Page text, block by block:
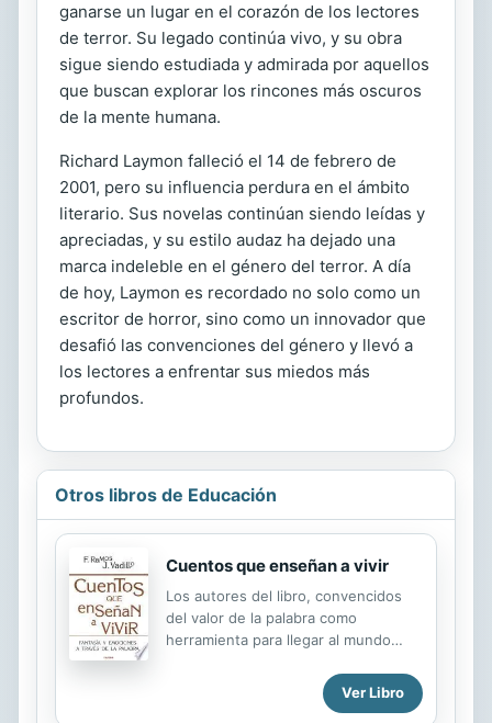
ganarse un lugar en el corazón de los lectores
de terror. Su legado continúa vivo, y su obra
sigue siendo estudiada y admirada por aquellos
que buscan explorar los rincones más oscuros
de la mente humana.
Richard Laymon falleció el 14 de febrero de
2001, pero su influencia perdura en el ámbito
literario. Sus novelas continúan siendo leídas y
apreciadas, y su estilo audaz ha dejado una
marca indeleble en el género del terror. A día
de hoy, Laymon es recordado no solo como un
escritor de horror, sino como un innovador que
desafió las convenciones del género y llevó a
los lectores a enfrentar sus miedos más
profundos.
Otros libros de Educación
Cuentos que enseñan a vivir
Los autores del libro, convencidos
del valor de la palabra como
herramienta para llegar al mundo
desarrollan unos planteamientos
narrativos que tienen en cuenta
Ver Libro